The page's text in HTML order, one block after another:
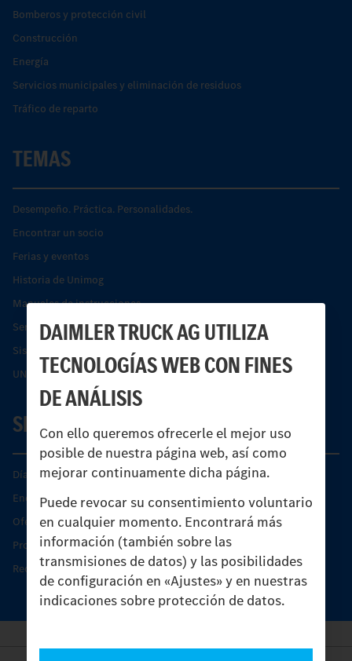
DAIMLER TRUCK AG UTILIZA
TECNOLOGÍAS WEB CON FINES
DE ANÁLISIS
Con ello queremos ofrecerle el mejor uso
posible de nuestra página web, así como
mejorar continuamente dicha página.
Puede revocar su consentimiento voluntario
en cualquier momento. Encontrará más
información (también sobre las
transmisiones de datos) y las posibilidades
de configuración en «Ajustes» y en nuestras
indicaciones sobre protección de datos.
Bomberos y protección civil
Construcción
Energía
Servicios municipales y eliminación de residuos
Tráfico de reparto
TEMAS
Desempeño. Práctica. Personalidades.
Encontrar un socio
Ferias y eventos
Historia de Unimog
Manuales de instrucciones
Servicios financieros
Sistemas de asistencia de seguridad Econic
UNI-TOUCH®
SERVICIO
Días de Servicio del Unimog
Encontrar un socio
Oferta de servicio del Unimog
Productos de piezas y servicio
Recambios originales